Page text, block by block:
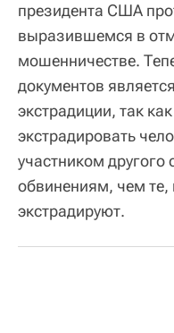
президента США
выразившемся в
мошенничестве.
документов
экстрадиции, так
экстрадировать
участником другого
обвинениям, чем те,
экстрадируют.